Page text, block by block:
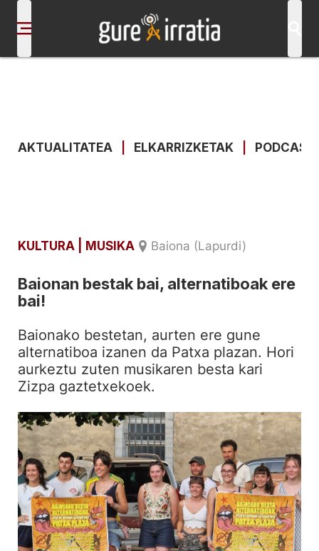
AKTUALITATEA ELKARRIZKETAK
KULTURA | MUSIKA Baiona (Lapurdi)
Baionan bestak bai, alternatiboak ere
bai!
Baionako bestetan, aurten ere gune
alternatiboa izanen da Patxa plazan. Hori
aurkeztu zuten musikaren besta kari
Zizpa gaztetxekoek.